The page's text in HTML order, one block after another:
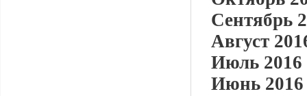
Сентябрь
Август
Июль 2016
Июнь 2016